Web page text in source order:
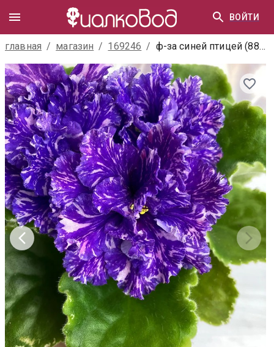
ВОЙТИ
главная / магазин / 169246 / ф-за синей птицей (885-125)